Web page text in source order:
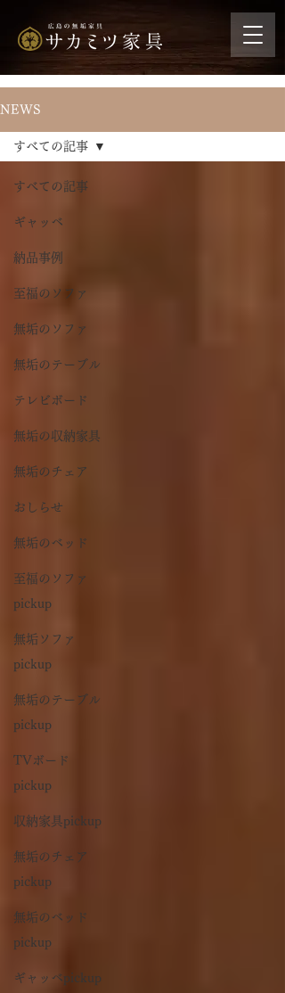
NEWS
すべての記事
ギャッベ
納品事例
至福のソファ
無垢のソファ
無垢のテーブル
テレビボード
無垢の収納家具
無垢のチェア
おしらせ
無垢のベッド
至福のソファ
pickup
無垢ソファ
pickup
無垢のテーブル
pickup
TVボード
pickup
収納家具pickup
無垢のチェア
pickup
無垢のベッド
pickup
ギャッベpickup
すべての記事